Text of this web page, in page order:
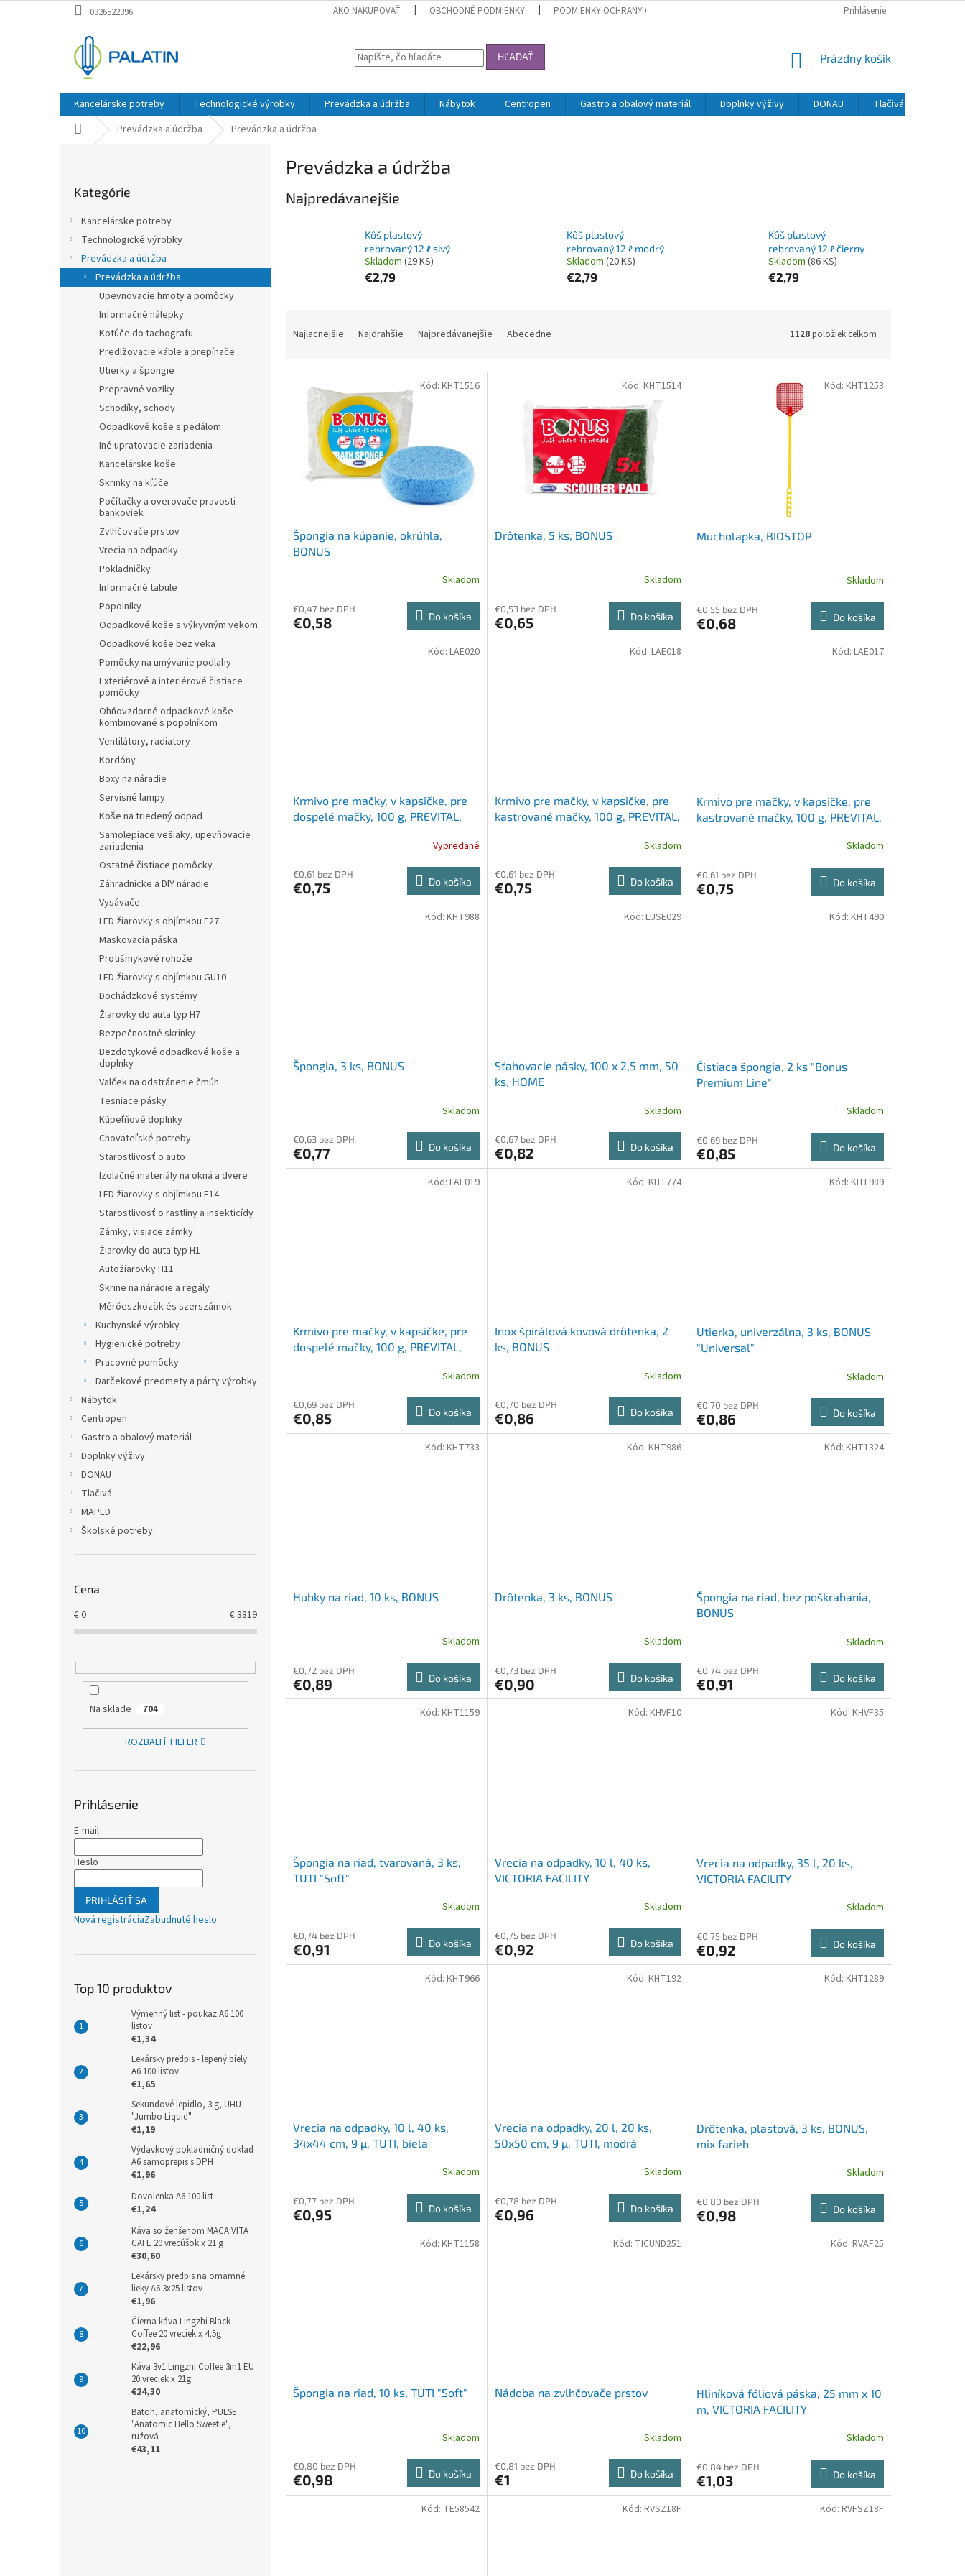
na
0326522396 AKO NAKUPOVAŤ OBCHODNÉ PODMIENKY PODMIENKY OCHRANY OSOBNÝCH ÚDAJOV Prihlásenie
HĽADAŤ
NÁKUPNÝ
Prázdny košík
Kancelárske potreby Technologické výrobky Prevádzka a údržba Nábytok Centropen Gastro a obalový materiál Doplnky výživy DONAU Tlačivá
DomovPrevádzka a údržba Prevádzka a údržba
kategórie
Kategórie
Kancelárske potreby
Technologické výrobky
Prevádzka a údržba
Prevádzka a údržba
Upevnovacie hmoty a pomôcky
Informačné nálepky
Kotúče do tachografu
Predlžovacie káble a prepínače
Utierky a špongie
Prepravné vozíky
Schodíky, schody
Odpadkové koše s pedálom
Iné upratovacie zariadenia
Kancelárske koše
Skrinky na kľúče
Počítačky a overovače pravosti
bankoviek
Zvlhčovače prstov
Vrecia na odpadky
Pokladničky
Informačné tabule
Popolníky
Odpadkové koše s výkyvným vekom
Odpadkové koše bez veka
Pomôcky na umývanie podlahy
Exteriérové a interiérové čistiace
pomôcky
Ohňovzdorné odpadkové koše
kombinované s popolníkom
Ventilátory, radiatory
Kordóny
Boxy na náradie
Servisné lampy
Koše na triedený odpad
Samolepiace vešiaky, upevňovacie
zariadenia
Ostatné čistiace pomôcky
Záhradnícke a DIY náradie
Vysávače
LED žiarovky s objímkou E27
Maskovacia páska
Protišmykové rohože
LED žiarovky s objímkou GU10
Dochádzkové systémy
Žiarovky do auta typ H7
Bezpečnostné skrinky
Bezdotykové odpadkové koše a
doplnky
Valček na odstránenie čmúh
Tesniace pásky
Kúpeľňové doplnky
Chovateľské potreby
Starostlivosť o auto
Izolačné materiály na okná a dvere
LED žiarovky s objímkou E14
Starostlivosť o rastliny a insekticídy
Zámky, visiace zámky
Žiarovky do auta typ H1
Autožiarovky H11
Skrine na náradie a regály
Mérőeszközök és szerszámok
Kuchynské výrobky
Hygienické potreby
Pracovné pomôcky
Darčekové predmety a párty výrobky
Nábytok
Centropen
Gastro a obalový materiál
Doplnky výživy
DONAU
Tlačivá
MAPED
Školské potreby
Cena
€0 €3819
Na sklade 704
ROZBALIŤ FILTER
Prihlásenie
E-mail
Heslo
PRIHLÁSIŤ SA
Nová registráciaZabudnuté heslo
Top 10 produktov
Výmenný list - poukaz A6 100
listov
€1,34
Lekársky predpis - lepený biely
A6 100 listov
€1,65
Sekundové lepidlo, 3 g, UHU
"Jumbo Liquid"
€1,19
Výdavkový pokladničný doklad
A6 samoprepis s DPH
€1,96
Dovolenka A6 100 list
€1,24
Káva so ženšenom MACA VITA
CAFE 20 vrecúšok x 21 g
€30,60
Lekársky predpis na omamné
lieky A6 3x25 listov
€1,96
Čierna káva Lingzhi Black
Coffee 20 vreciek x 4,5g
€22,96
Káva 3v1 Lingzhi Coffee 3in1 EU
20 vreciek x 21g
€24,30
Batoh, anatomický, PULSE
"Anatomic Hello Sweetie",
ružová
€43,11
Prevádzka a údržba
Najpredávanejšie
Kôš plastový
rebrovaný 12 ℓ sivý
Skladom (29 KS)
€2,79
Kôš plastový
rebrovaný 12 ℓ modrý
Skladom (20 KS)
€2,79
Kôš plastový
rebrovaný 12 ℓ čierny
Skladom (86 KS)
€2,79
Najlacnejšie Najdrahšie Najpredávanejšie Abecedne 1128položiek celkom
Špongia na kúpanie, okrúhla,
BONUS
Skladom
€0,47 bez DPH
€0,58 Do košíka
Kód: KHT1516
Drôtenka, 5 ks, BONUS
Skladom
€0,53 bez DPH
€0,65 Do košíka
Kód: KHT1514
Mucholapka, BIOSTOP
Skladom
€0,55 bez DPH
€0,68 Do košíka
Kód: KHT1253
Krmivo pre mačky, v kapsičke, pre
dospelé mačky, 100 g, PREVITAL,
Vypredané
€0,61 bez DPH
€0,75 Do košíka
Kód: LAE020
Krmivo pre mačky, v kapsičke, pre
kastrované mačky, 100 g, PREVITAL,
Skladom
€0,61 bez DPH
€0,75 Do košíka
Kód: LAE018
Krmivo pre mačky, v kapsičke, pre
kastrované mačky, 100 g, PREVITAL,
Skladom
€0,61 bez DPH
€0,75 Do košíka
Kód: LAE017
Špongia, 3 ks, BONUS
Skladom
€0,63 bez DPH
€0,77 Do košíka
Kód: KHT988
Sťahovacie pásky, 100 x 2,5 mm, 50
ks, HOME
Skladom
€0,67 bez DPH
€0,82 Do košíka
Kód: LUSE029
Čistiaca špongia, 2 ks "Bonus
Premium Line"
Skladom
€0,69 bez DPH
€0,85 Do košíka
Kód: KHT490
Krmivo pre mačky, v kapsičke, pre
dospelé mačky, 100 g, PREVITAL,
Skladom
€0,69 bez DPH
€0,85 Do košíka
Kód: LAE019
Inox špirálová kovová drôtenka, 2
ks, BONUS
Skladom
€0,70 bez DPH
€0,86 Do košíka
Kód: KHT774
Utierka, univerzálna, 3 ks, BONUS
"Universal"
Skladom
€0,70 bez DPH
€0,86 Do košíka
Kód: KHT989
Hubky na riad, 10 ks, BONUS
Skladom
€0,72 bez DPH
€0,89 Do košíka
Kód: KHT733
Drôtenka, 3 ks, BONUS
Skladom
€0,73 bez DPH
€0,90 Do košíka
Kód: KHT986
Špongia na riad, bez poškrabania,
BONUS
Skladom
€0,74 bez DPH
€0,91 Do košíka
Kód: KHT1324
Špongia na riad, tvarovaná, 3 ks,
TUTI "Soft"
Skladom
€0,74 bez DPH
€0,91 Do košíka
Kód: KHT1159
Vrecia na odpadky, 10 l, 40 ks,
VICTORIA FACILITY
Skladom
€0,75 bez DPH
€0,92 Do košíka
Kód: KHVF10
Vrecia na odpadky, 35 l, 20 ks,
VICTORIA FACILITY
Skladom
€0,75 bez DPH
€0,92 Do košíka
Kód: KHVF35
Vrecia na odpadky, 10 l, 40 ks,
34x44 cm, 9 µ, TUTI, biela
Skladom
€0,77 bez DPH
€0,95 Do košíka
Kód: KHT966
Vrecia na odpadky, 20 l, 20 ks,
50x50 cm, 9 µ, TUTI, modrá
Skladom
€0,78 bez DPH
€0,96 Do košíka
Kód: KHT192
Drôtenka, plastová, 3 ks, BONUS,
mix farieb
Skladom
€0,80 bez DPH
€0,98 Do košíka
Kód: KHT1289
Špongia na riad, 10 ks, TUTI "Soft"
Skladom
€0,80 bez DPH
€0,98 Do košíka
Kód: KHT1158
Nádoba na zvlhčovače prstov
Skladom
€0,81 bez DPH
€1 Do košíka
Kód: TICUND251
Hliníková fóliová páska, 25 mm x 10
m, VICTORIA FACILITY
Skladom
€0,84 bez DPH
€1,03 Do košíka
Kód: RVAF25
Kód: TE58542 Kód: RVSZ18F Kód: RVFSZ18F